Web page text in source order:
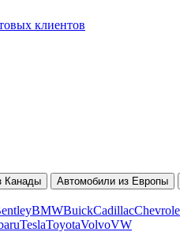
клиентов
Канады Автомобили из Европы
BMWBuickCadillac
TeslaToyotaVolvoVW